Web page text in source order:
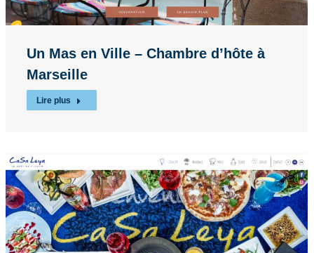
Un Mas en Ville – Chambre d’hôte à
Marseille
Lire plus